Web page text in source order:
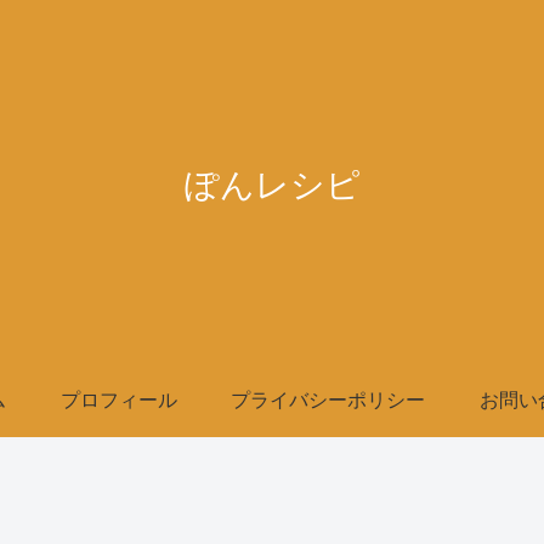
ぽんレシピ
プロフィール プライバシーポリシー お問い